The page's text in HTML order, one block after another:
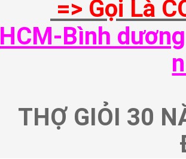
=> Gọi Là
HCM-Bình
THỢ GIỎI 30